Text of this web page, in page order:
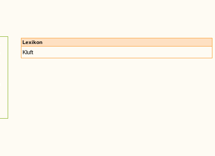
Lexikon
Kluft